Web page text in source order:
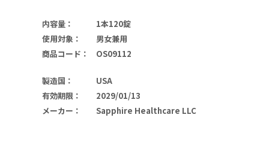
内容量 ：
1本120錠
使用対象 ：
男女兼用
商品コード ： OS09112
製造国 ：
USA
有効期限 ：
2029/01/13
メーカー ： Sapphire Healthcare LLC